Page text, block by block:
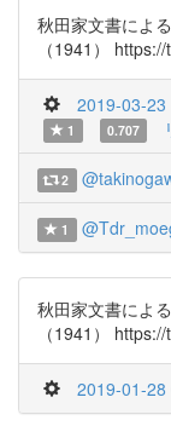
秋田家文書によ
（1941）
2019-03-23
1
0.707
2
1
秋田家文書によ
（1941）
2019-01-28